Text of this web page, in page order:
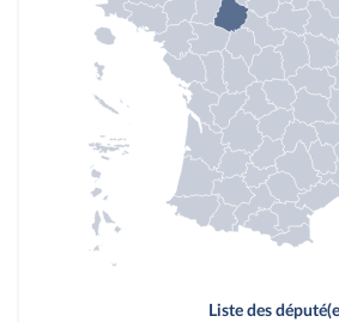
Liste des